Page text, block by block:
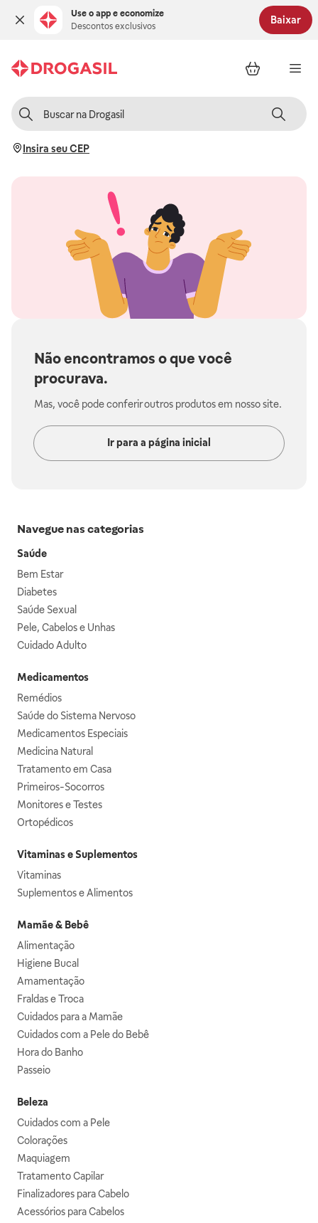
Use o app e economize
Descontos exclusivos
Baixar
Insira seu CEP
Não encontramos o que você
procurava.
Mas, você pode conferir outros produtos em nosso site.
Ir para a página inicial
Navegue nas categorias
Saúde
Bem Estar
Diabetes
Saúde Sexual
Pele, Cabelos e Unhas
Cuidado Adulto
Medicamentos
Remédios
Saúde do Sistema Nervoso
Medicamentos Especiais
Medicina Natural
Tratamento em Casa
Primeiros-Socorros
Monitores e Testes
Ortopédicos
Vitaminas e Suplementos
Vitaminas
Suplementos e Alimentos
Mamãe & Bebê
Alimentação
Higiene Bucal
Amamentação
Fraldas e Troca
Cuidados para a Mamãe
Cuidados com a Pele do Bebê
Hora do Banho
Passeio
Beleza
Cuidados com a Pele
Colorações
Maquiagem
Tratamento Capilar
Finalizadores para Cabelo
Acessórios para Cabelos